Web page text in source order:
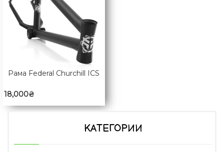
Рама Federal Churchill ICS
18,000₴
КАТЕГОРИИ